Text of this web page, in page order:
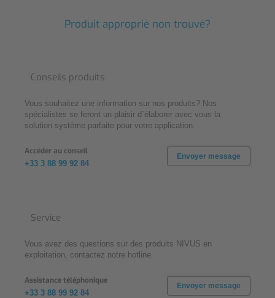
Produit approprié non trouvé?
Conseils produits
Vous souhaitez une information sur nos produits? Nos
spécialistes se feront un plaisir d´élaborer avec vous la
solution système parfaite pour votre application.
Accéder au conseil
+33 3 88 99 92 84
Envoyer message
Service
Vous avez des questions sur des produits NIVUS en
exploitation, contactez notre hotline.
Assistance téléphonique
+33 3 88 99 92 84
Envoyer message